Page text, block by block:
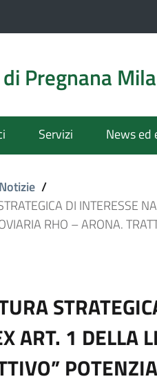
Pregnana
Servizi News ed
Notizie /
DI INTERESSE
RHO – ARONA.
ART. 1 DELLA